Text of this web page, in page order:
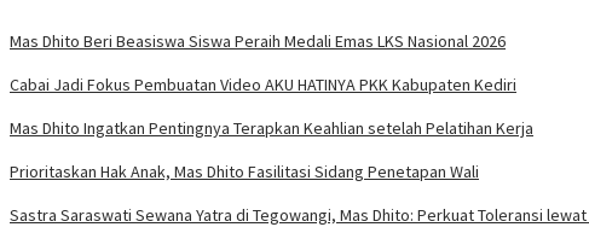
Mas Dhito Beri Beasiswa Siswa Peraih Medali Emas LKS Nasional 2026
Cabai Jadi Fokus Pembuatan Video AKU HATINYA PKK Kabupaten Kediri
Mas Dhito Ingatkan Pentingnya Terapkan Keahlian setelah Pelatihan Kerja
Prioritaskan Hak Anak, Mas Dhito Fasilitasi Sidang Penetapan Wali
Sastra Saraswati Sewana Yatra di Tegowangi, Mas Dhito: Perkuat Toleransi lewat